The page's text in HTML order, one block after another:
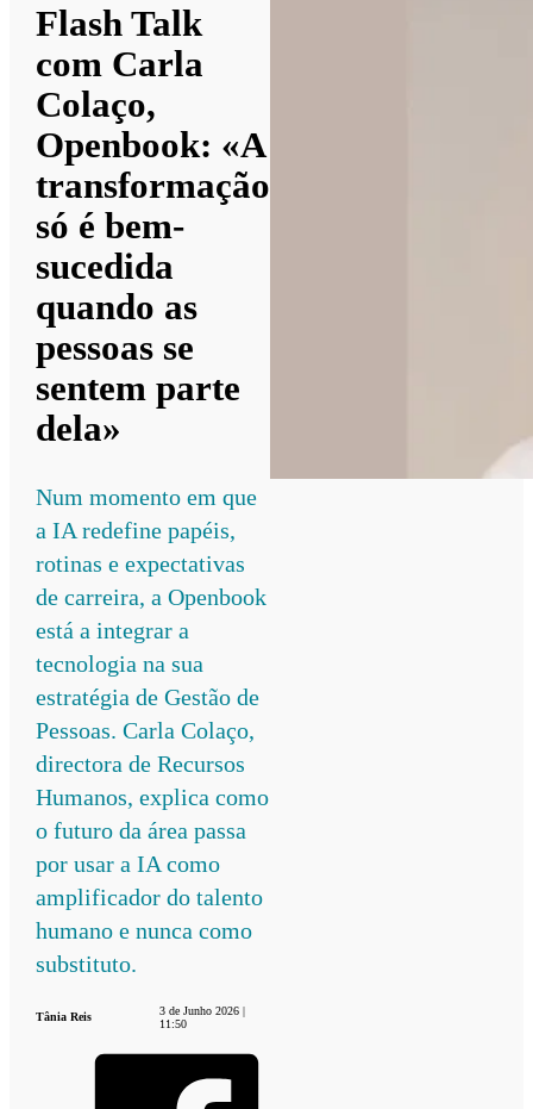
Flash Talk
com Carla
Colaço,
Openbook: «A
transformação
só é bem-
sucedida
quando as
pessoas se
sentem parte
dela»
Num momento em que
a IA redefine papéis,
rotinas e expectativas
de carreira, a Openbook
está a integrar a
tecnologia na sua
estratégia de Gestão de
Pessoas. Carla Colaço,
directora de Recursos
Humanos, explica como
o futuro da área passa
por usar a IA como
amplificador do talento
humano e nunca como
substituto.
Tânia Reis
3 de Junho 2026 |
11:50